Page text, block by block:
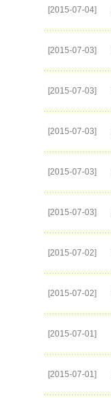
[2015-07-04]
[2015-07-03]
[2015-07-03]
[2015-07-03]
[2015-07-03]
[2015-07-03]
[2015-07-02]
[2015-07-02]
[2015-07-01]
[2015-07-01]